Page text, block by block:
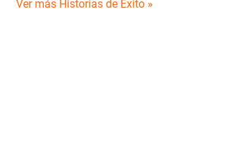
Ver más Historias de Éxito »